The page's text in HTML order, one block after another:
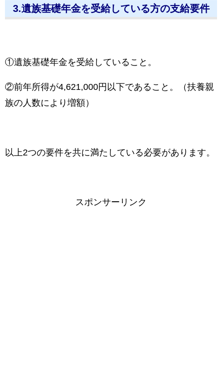
3.遺族基礎年金を受給している方の支給要件
①遺族基礎年金を受給していること。
②前年所得が4,621,000円以下であること。（扶養親
族の人数により増額）
以上2つの要件を共に満たしている必要があります。
スポンサーリンク